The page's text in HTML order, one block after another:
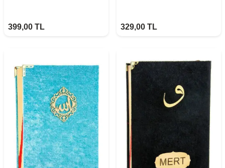
399,00 TL 329,00 TL